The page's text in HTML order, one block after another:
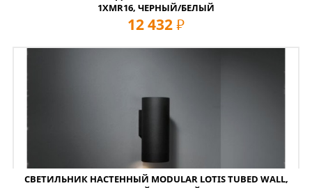
1XMR16, ЧЕРНЫЙ/БЕЛЫЙ
12 432 руб
СВЕТИЛЬНИК НАСТЕННЫЙ MODULAR LOTIS TUBED WALL,